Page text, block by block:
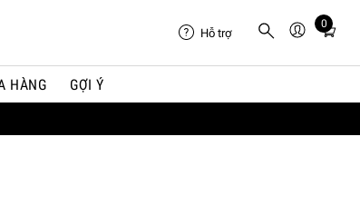
HÀNG GỢI Ý
Hỗ trợ
0
Total
in